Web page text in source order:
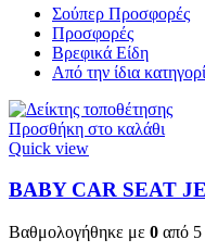
Σούπερ Προσφορές
Προσφορές
Βρεφικά Είδη
Από την ίδια
Προσθήκη στο καλάθι
Quick view
BABY CAR SEAT
Βαθμολογήθηκε με 0 από 5